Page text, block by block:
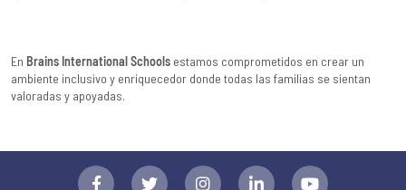
En Brains International Schools estamos comprometidos en crear un
ambiente inclusivo y enriquecedor donde todas las familias se sientan
valoradas y apoyadas.